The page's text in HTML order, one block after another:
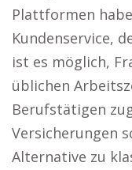
Plattformen
Kundenservice,
ist es möglich,
üblichen
Berufstätigen
Versicherungen
Alternative zu